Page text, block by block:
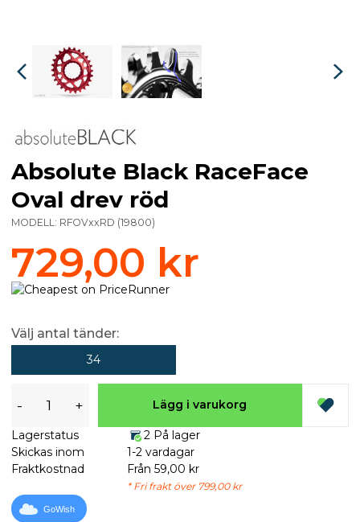
Absolute Black RaceFace
Oval drev röd
MODELL: RFOVxxRD (19800)
729,00 kr
Välj antal tänder:
34
- + Lägg i varukorg
Lagerstatus
2 På lager
Skickas inom
1-2 vardagar
Fraktkostnad
Från 59,00 kr
* Fri frakt över 799,00 kr
GoWish